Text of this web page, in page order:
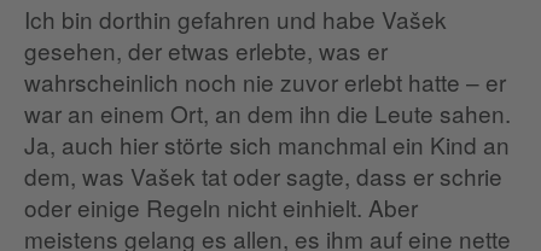
Ich bin dorthin gefahren und habe Vašek
gesehen, der etwas erlebte, was er
wahrscheinlich noch nie zuvor erlebt hatte – er
war an einem Ort, an dem ihn die Leute sahen.
Ja, auch hier störte sich manchmal ein Kind an
dem, was Vašek tat oder sagte, dass er schrie
oder einige Regeln nicht einhielt. Aber
meistens gelang es allen, es ihm auf eine nette